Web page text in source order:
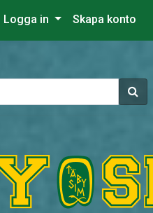
Logga in Skapa konto
Sök